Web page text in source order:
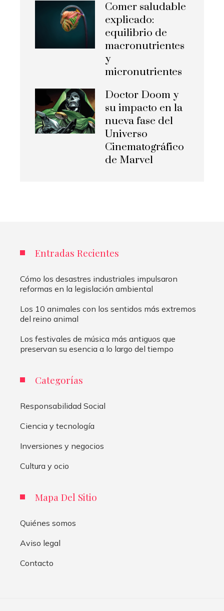
Comer saludable
explicado:
equilibrio de
macronutrientes
y
micronutrientes
Doctor Doom y
su impacto en la
nueva fase del
Universo
Cinematográfico
de Marvel
Entradas Recientes
Cómo los desastres industriales impulsaron
reformas en la legislación ambiental
Los 10 animales con los sentidos más extremos
del reino animal
Los festivales de música más antiguos que
preservan su esencia a lo largo del tiempo
Categorías
Responsabilidad Social
Ciencia y tecnología
Inversiones y negocios
Cultura y ocio
Mapa Del Sitio
Quiénes somos
Aviso legal
Contacto